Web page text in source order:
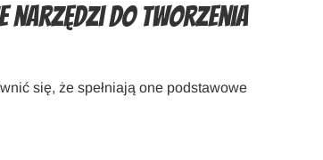
narzędzi do tworzenia
się, że spełniają one podstawowe